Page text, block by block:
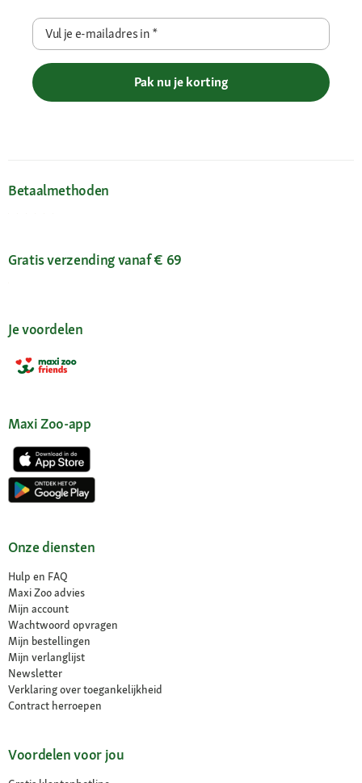
Vul je e-mailadres in*
Pak nu je korting
Betaalmethoden
Gratis verzending vanaf € 69
Je voordelen
Maxi Zoo-app
Onze diensten
Hulp en FAQ
Maxi Zoo advies
Mijn account
Wachtwoord opvragen
Mijn bestellingen
Mijn verlanglijst
Newsletter
Verklaring over toegankelijkheid
Contract herroepen
Voordelen voor jou